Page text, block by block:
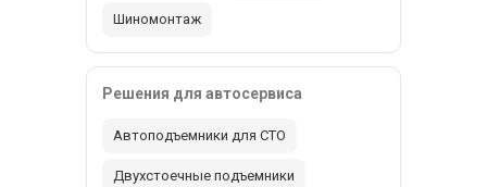
Шиномонтаж
Решения для автосервиса
Автоподъемники для СТО
Двухстоечные подъемники